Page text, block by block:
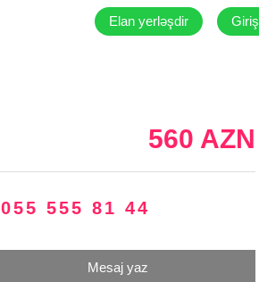
Elan yerləşdir Giriş
560 AZN
055 555 81 44
Mesaj yaz